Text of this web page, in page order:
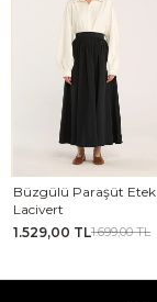
Büzgülü Paraşüt Etek
Lacivert
1.529,00 TL1.699,00 TL